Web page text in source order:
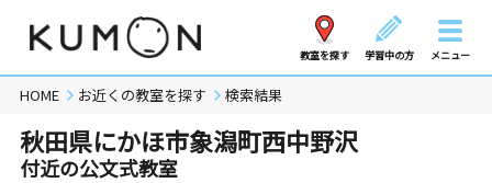
教室を探す 学習中の方 メニュー
HOME お近くの教室を探す 検索結果
秋田県にかほ市象潟町西中野沢
付近の公文式教室